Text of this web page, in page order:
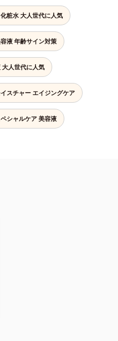
粧水 大人世代に人気
液 年齢サイン対策
人世代に人気
スチャー エイジングケア
シャルケア 美容液